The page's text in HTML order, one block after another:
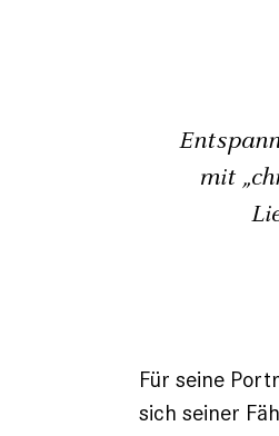
mit
Für seine
sich seiner